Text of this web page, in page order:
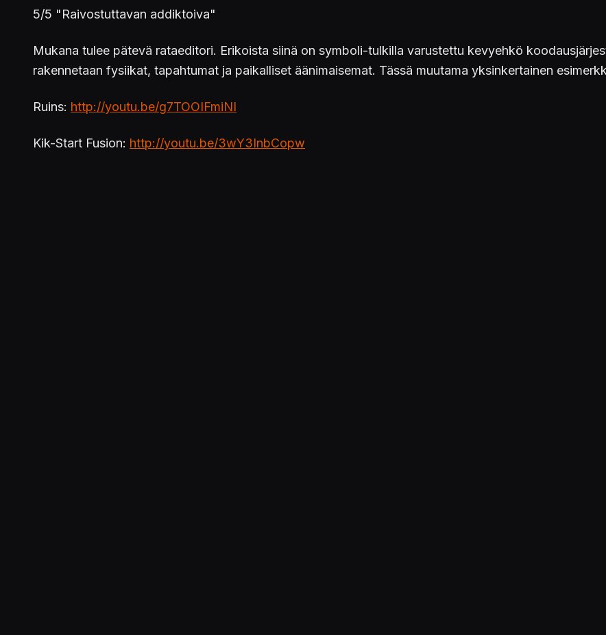
5/5 "Raivostuttavan addiktoiva"
Mukana tulee pätevä rataeditori. Erikoista siinä on symboli-tulkilla varustettu kevyehkö
rakennetaan fysiikat, tapahtumat ja paikalliset äänimaisemat. Tässä muutama yksinkertainen
Ruins: http://youtu.be/g7TOOIFmiNI
Kik-Start Fusion: http://youtu.be/3wY3InbCopw